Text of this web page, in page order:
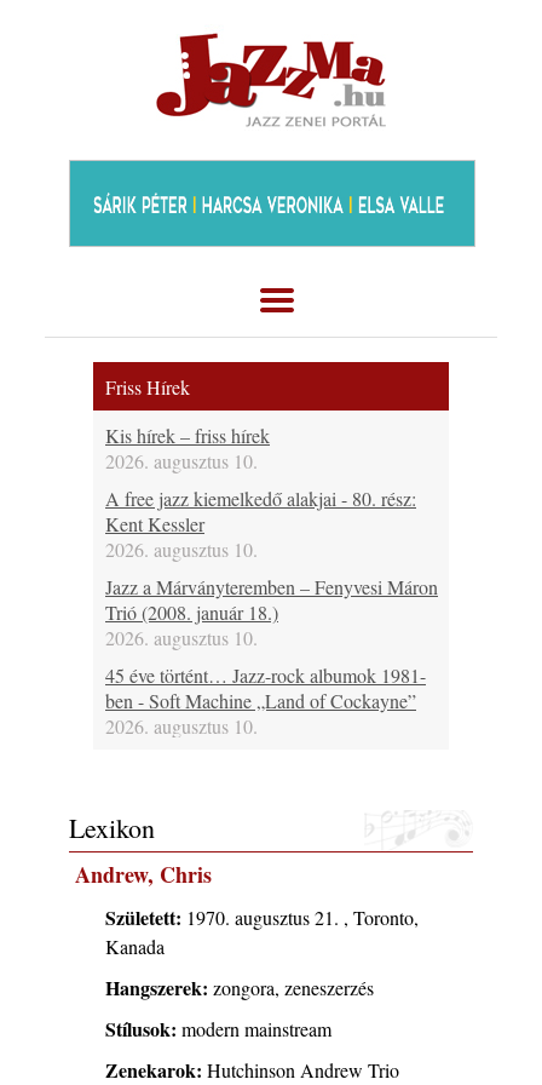
Friss Hírek
Kis hírek – friss hírek
2026. augusztus 10.
A free jazz kiemelkedő alakjai - 80. rész:
Kent Kessler
2026. augusztus 10.
Jazz a Márványteremben – Fenyvesi Máron
Trió (2008. január 18.)
2026. augusztus 10.
45 éve történt… Jazz-rock albumok 1981-
ben - Soft Machine „Land of Cockayne”
2026. augusztus 10.
A www.jazzma.hu-n eddig megjelent írások
összegzése – 2026 augusztus
2026. augusztus 09.
A Magyar Jazz Szövetség a Művészetek
Völgyében
Ez lesz idén a Balaton legkedvesebb
eseménye: augusztus közepén érkezik a
2026. augusztus 08.
Lexikon
Andrew, Chris
Született: 1970. augusztus 21. , Toronto,
Kanada
Hangszerek: zongora, zeneszerzés
Stílusok: modern mainstream
Zenekarok: Hutchinson Andrew Trio